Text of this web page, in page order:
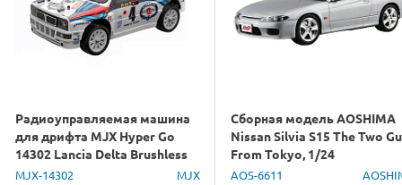
Радиоуправляемая машина
для дрифта MJX Hyper Go
14302 Lancia Delta Brushless
4WD 2.4G LED 1/14 RTR
MJX-14302 MJX
Сборная модель AOSHIMA
Nissan Silvia S15 The Two
From Tokyo, 1/24
AOS-6611